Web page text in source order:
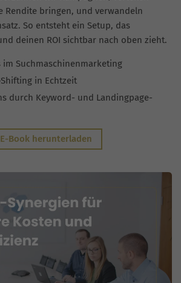
Rendite bringen, und verwandeln
So entsteht ein Setup, das
deinen ROI sichtbar nach oben zieht.
im Suchmaschinenmarketing
in Echtzeit
durch Keyword- und Landingpage-
Book herunterladen